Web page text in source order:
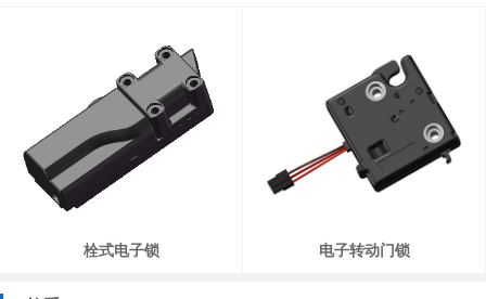
栓式电子锁 电子转动门锁